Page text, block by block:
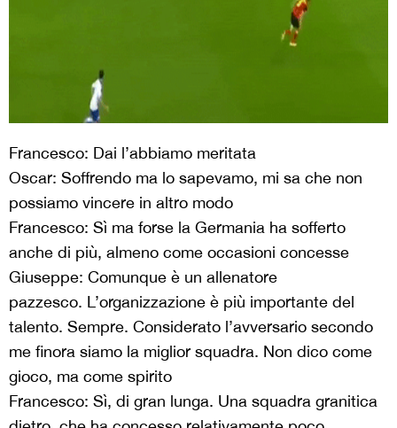
Francesco: Dai l’abbiamo meritata
Oscar: Soffrendo ma lo sapevamo, mi sa che non
possiamo vincere in altro modo
Francesco: Sì ma forse la Germania ha sofferto
anche di più, almeno come occasioni concesse
Giuseppe: Comunque è un allenatore
pazzesco. L’organizzazione è più importante del
talento. Sempre. Considerato l’avversario secondo
me finora siamo la miglior squadra. Non dico come
gioco, ma come spirito
Francesco: Sì, di gran lunga. Una squadra granitica